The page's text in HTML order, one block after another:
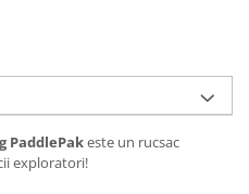
PaddlePakeste un rucsac
exploratori!